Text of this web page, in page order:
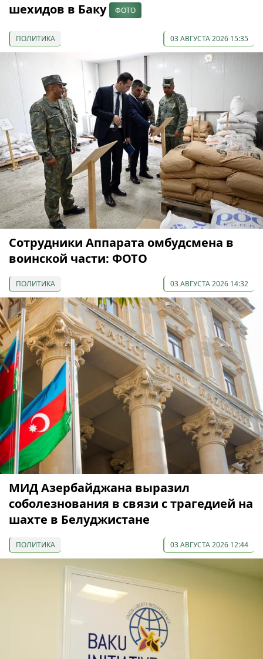
шехидов в Баку
ФОТО
ПОЛИТИКА 03 АВГУСТА 2026 15:35
Сотрудники Аппарата омбудсмена в
воинской части: ФОТО
ПОЛИТИКА 03 АВГУСТА 2026 14:32
МИД Азербайджана выразил
соболезнования в связи с трагедией на
шахте в Белуджистане
ПОЛИТИКА 03 АВГУСТА 2026 12:44